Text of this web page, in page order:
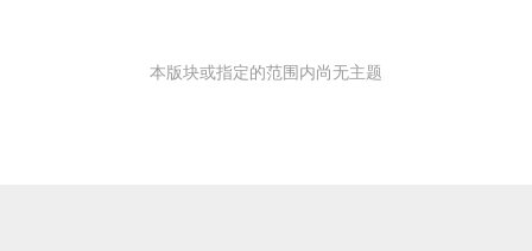
本版块或指定的范围内尚无主题